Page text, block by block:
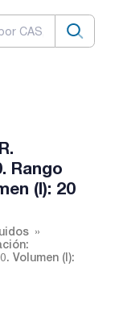
Rango
(l): 20
Volumen (l):